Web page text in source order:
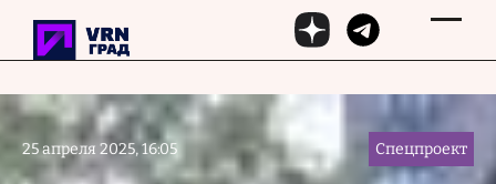
Перейти к основному содержанию
25 апреля 2025, 16:05 Спецпроект